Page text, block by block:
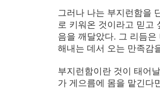
그러나 나는 부지런함을
로 키워온 것이라고 믿고
음을 깨달았다. 그 리듬
해내는 데서 오는 만족감
부지런함이란 것이 태어
가 게으름에 몸을 맡긴다